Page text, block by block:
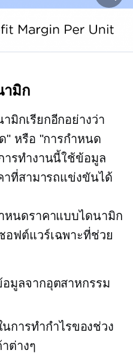
ามิก
มิกเรียกอีกอย่างว่า
" หรือ "การกำหนด
ารทำงานนี้ใช้ข้อมูล
าที่สามารถแข่งขันได้
หนดราคาแบบไดนามิก
ฟต์แวร์เฉพาะที่ช่วย
อมูลจากอุตสาหกรรม
การทำกำไรของช่วง
ต่างๆ